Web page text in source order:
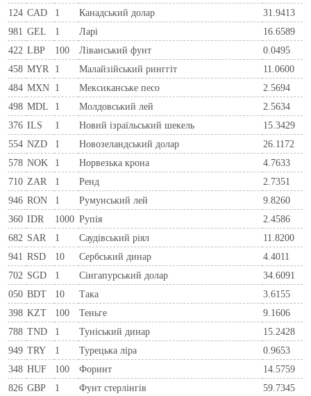
124 CAD 1 Канадський долар
31.9413
981 GEL 1 Ларi
16.6589
422 LBP 100 Ліванський фунт
0.0495
458 MYR 1 Малайзійський ринггіт
11.0600
484 MXN 1 Мексиканське песо
2.5694
498 MDL 1 Молдовський лей
2.5634
376 ILS 1 Новий ізраїльський шекель
15.3429
554 NZD 1 Новозеландський долар
26.1172
578 NOK 1 Норвезька крона
4.7633
710 ZAR 1 Ренд
2.7351
946 RON 1 Румунський лей
9.8260
360 IDR 1000 Рупія
2.4586
682 SAR 1 Саудівський ріял
11.8200
941 RSD 10 Сербський динар
4.4011
702 SGD 1 Сінгапурський долар
34.6091
050 BDT 10 Така
3.6155
398 KZT 100 Теньге
9.1606
788 TND 1 Туніський динар
15.2428
949 TRY 1 Турецька ліра
0.9653
348 HUF 100 Форинт
14.5759
826 GBP 1 Фунт стерлінгів 59.7345